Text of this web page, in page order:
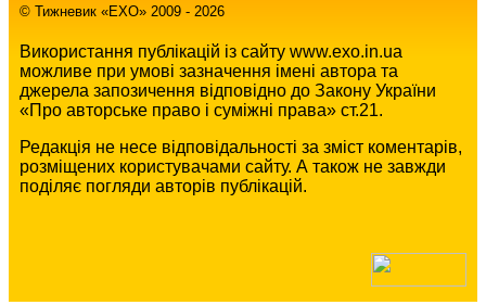
© Тижневик «EХO» 2009 - 2026
Використання публікацій із сайту www.exo.in.ua
можливе при умові зазначення імені автора та
джерела запозичення відповідно до Закону України
«Про авторське право і суміжні права» ст.21.
Редакція не несе відповідальності за зміст коментарів,
розміщених користувачами сайту. А також не завжди
поділяє погляди авторів публікацій.